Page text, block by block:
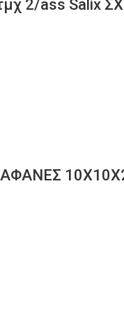
2/ass Salix